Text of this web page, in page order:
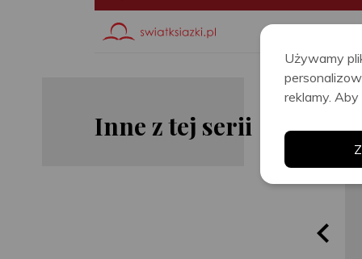
Inne z tej serii
Stephen
Stephen
Używamy
reklamy.